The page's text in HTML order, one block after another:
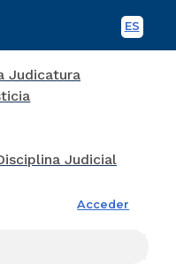
ES
Acceder